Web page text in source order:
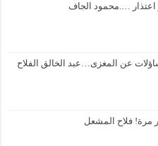
اعتذار ….محمود الجاف
عن المغزى…عبد الخالق الفلاح